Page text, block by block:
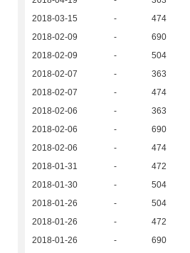
2018-03-15
- 474
2018-02-09
- 690
2018-02-09
- 504
2018-02-07
- 363
2018-02-07
- 474
2018-02-06
- 363
2018-02-06
- 690
2018-02-06
- 474
2018-01-31
- 472
2018-01-30
- 504
2018-01-26
- 504
2018-01-26
- 472
2018-01-26
- 690